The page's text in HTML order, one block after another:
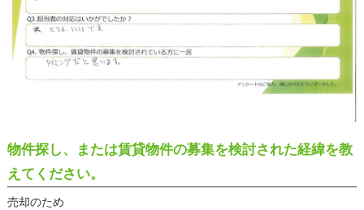
物件探し、または賃貸物件の募集を検討された経緯を教
えてください。
売却のため